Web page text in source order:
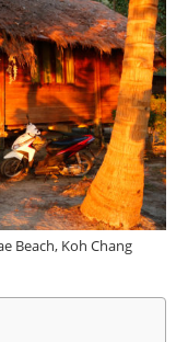
Beach, Koh Chang